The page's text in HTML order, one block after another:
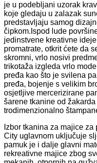
je u podebljani uzorak
koje gledaju u zalazak
predstavljaju samog
čipkom.Ispod lude
jedinstvene kreativne
promatrate, otkrit ćete da
skromni, vrlo nosivi
trikotaža izgleda vrlo
pređa kao što je svilena
pređa, bojenje s velikim
osjetljive mercerizirane
šarene tkanine od
trodimenzionalno
Izbor tkanina za majice
City uglavnom uključuje
pamuk je i dalje glavni
rekreativne majice zbog